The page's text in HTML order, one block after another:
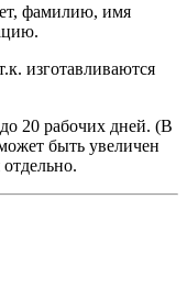
фамилию, имя
изготавливаются
20 рабочих дней. (В
быть увеличен